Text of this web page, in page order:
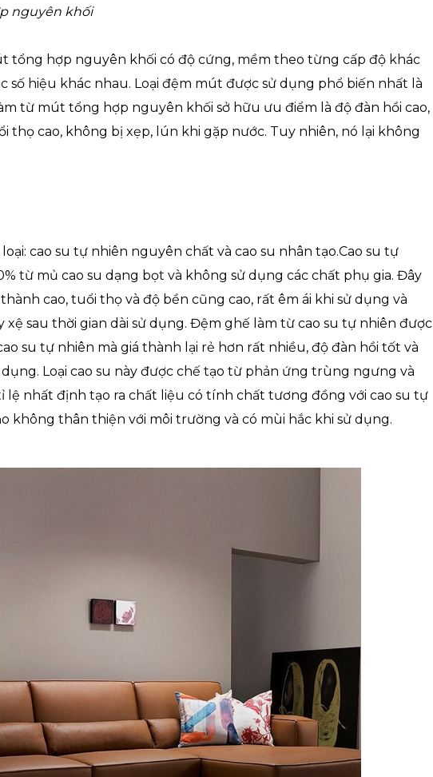
nguyên khối
tổng hợp nguyên khối có độ cứng, mềm theo từng cấp độ khác
số hiệu khác nhau. Loại đệm mút được sử dụng phổ biến nhất là
từ mút tổng hợp nguyên khối sở hữu ưu điểm là độ đàn hồi cao,
thọ cao, không bị xẹp, lún khi gặp nước. Tuy nhiên, nó lại không
cao su tự nhiên nguyên chất và cao su nhân tạo.Cao su tự
từ mủ cao su dạng bọt và không sử dụng các chất phụ gia. Đây
cao, tuổi thọ và độ bền cũng cao, rất êm ái khi sử dụng và
xệ sau thời gian dài sử dụng. Đệm ghế làm từ cao su tự nhiên được
su tự nhiên mà giá thành lại rẻ hơn rất nhiều, độ đàn hồi tốt và
Loại cao su này được chế tạo từ phản ứng trùng ngưng và
lệ nhất định tạo ra chất liệu có tính chất tương đồng với cao su tự
không thân thiện với môi trường và có mùi hắc khi sử dụng.